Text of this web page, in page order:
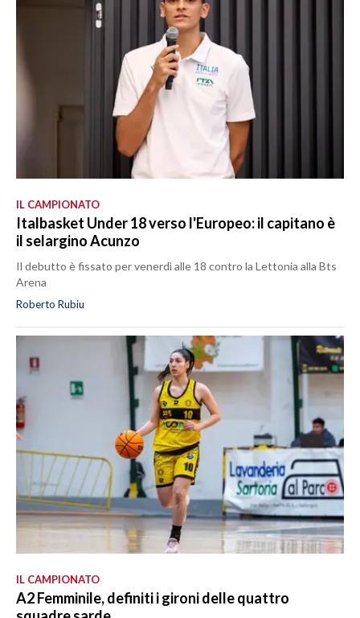
IL CAMPIONATO
Italbasket Under 18 verso l'Europeo: il capitano è
il selargino Acunzo
Il debutto è fissato per venerdì alle 18 contro la Lettonia alla Bts
Arena
Roberto Rubiu
IL CAMPIONATO
A2 Femminile, definiti i gironi delle quattro